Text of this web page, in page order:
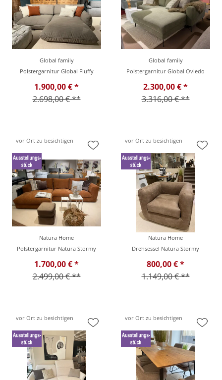
Global family
Polstergarnitur Global Fluffy
1.900,00 € *
2.698,00 € **
Global family
Polstergarnitur Global Oviedo
2.300,00 € *
3.316,00 € **
vor Ort zu besichtigen
Natura Home
Polstergarnitur Natura Stormy
1.700,00 € *
2.499,00 € **
vor Ort zu besichtigen
Natura Home
Drehsessel Natura Stormy
800,00 € *
1.149,00 € **
vor Ort zu besichtigen vor Ort zu besichtigen